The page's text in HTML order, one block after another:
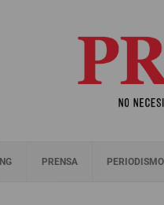
PRENSA PERIODISMO